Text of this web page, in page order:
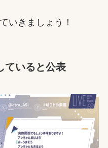
いきましょう！
ていると公表